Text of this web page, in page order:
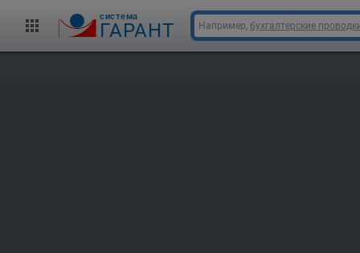
cистема
ГАРАНТ Например, бухгалтерские